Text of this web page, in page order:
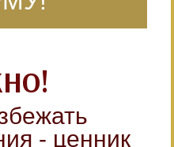
- ценник